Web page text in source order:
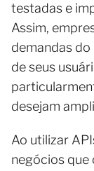
testadas e
Assim,
demandas
de seus
desejam
Ao utilizar
negócios que